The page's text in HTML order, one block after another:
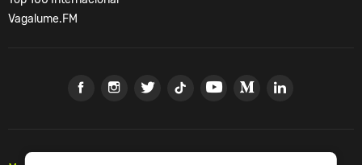
Vagalume.FM